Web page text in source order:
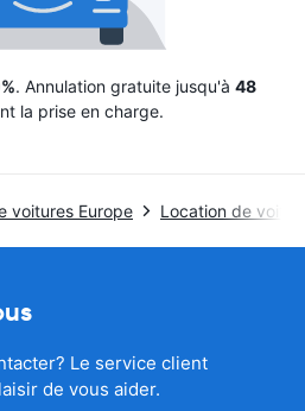
. Annulation gratuite jusqu'à 48
la prise en charge.
voitures Europe Location de
Le service client
de vous aider.